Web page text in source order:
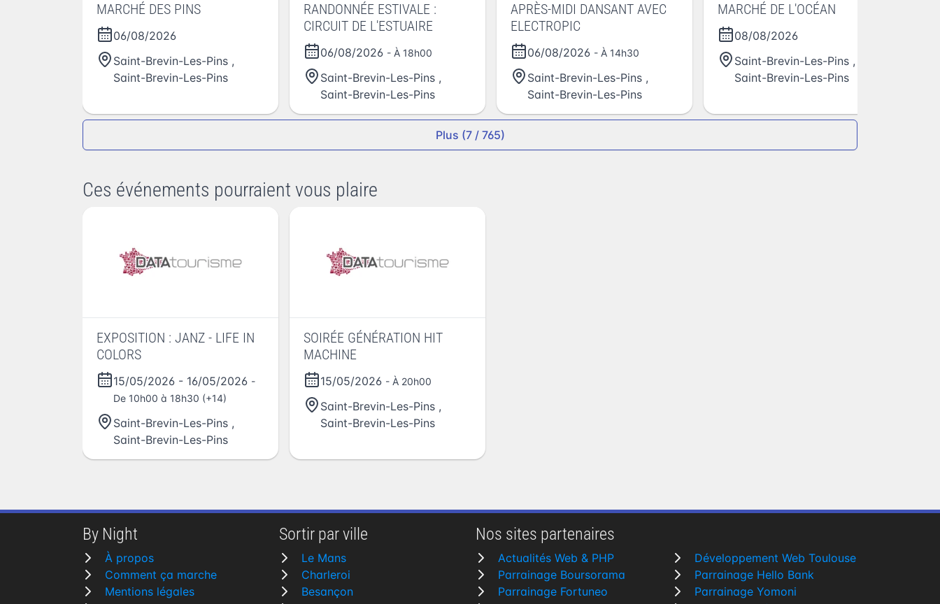
MARCHÉ DES PINS
06/08/2026
Saint-Brevin-Les-Pins ,
Saint-Brevin-Les-Pins
RANDONNÉE ESTIVALE :
CIRCUIT DE L'ESTUAIRE
06/08/2026 - À 18h00
Saint-Brevin-Les-Pins ,
Saint-Brevin-Les-Pins
APRÈS-MIDI DANSANT AVEC
ELECTROPIC
06/08/2026 - À 14h30
Saint-Brevin-Les-Pins ,
Saint-Brevin-Les-Pins
MARCHÉ DE L'OCÉAN
08/08/2026
Saint-Brevin-Les-Pins ,
Saint-Brevin-Les-Pins
Plus (7 / 765)
Ces événements pourraient vous plaire
EXPOSITION : JANZ - LIFE IN
COLORS
15/05/2026 - 16/05/2026 -
De 10h00 à 18h30 (+14)
Saint-Brevin-Les-Pins ,
Saint-Brevin-Les-Pins
SOIRÉE GÉNÉRATION HIT
MACHINE
15/05/2026 - À 20h00
Saint-Brevin-Les-Pins ,
Saint-Brevin-Les-Pins
By Night
À propos
Comment ça marche
Mentions légales
Sortir par ville
Le Mans
Charleroi
Besançon
Nos sites partenaires
Actualités Web & PHP
Parrainage Boursorama
Parrainage Fortuneo
Développement Web Toulouse
Parrainage Hello Bank
Parrainage Yomoni